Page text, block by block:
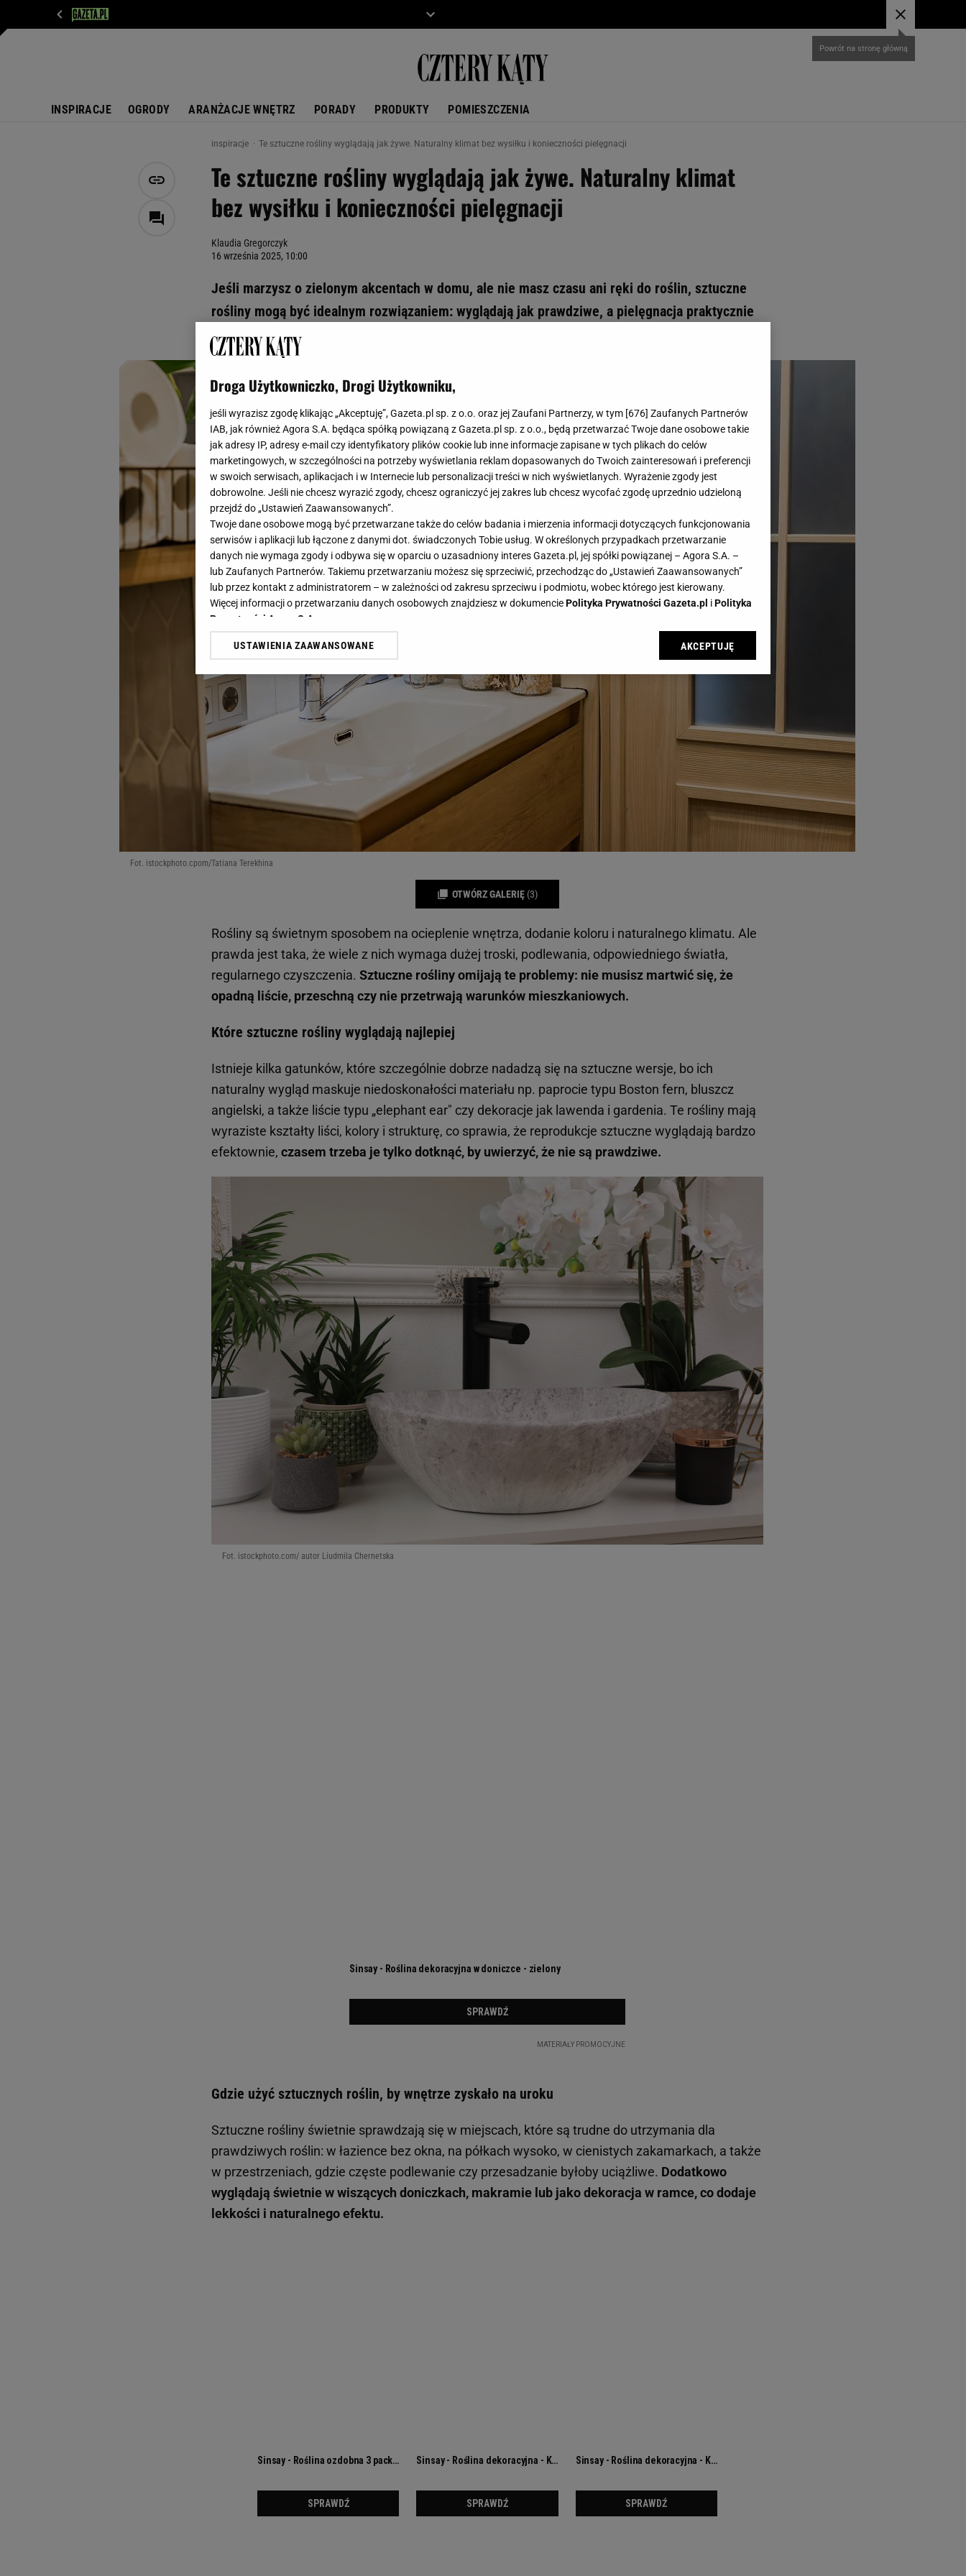
INSPIRACJE OGRODY ARANŻACJE WNĘTRZ PORADY PRODUKTY POMIESZCZENIA
inspiracje Te sztuczne rośliny wyglądają jak żywe. Naturalny klimat bez wysiłku i konieczności pielęgnacji
Te sztuczne rośliny wyglądają jak żywe. Naturalny klimat
bez wysiłku i konieczności pielęgnacji
Klaudia Gregorczyk
16 września 2025, 10:00
Jeśli marzysz o zielonym akcentach w domu, ale nie masz czasu ani ręki do roślin, sztuczne
rośliny mogą być idealnym rozwiązaniem: wyglądają jak prawdziwe, a pielęgnacja praktycznie
zerowa.
Fot. istockphoto.cpom/Tatiana Terekhina
OTWÓRZ GALERIĘ (3)
Rośliny są świetnym sposobem na ocieplenie wnętrza, dodanie koloru i naturalnego klimatu. Ale
prawda jest taka, że wiele z nich wymaga dużej troski, podlewania, odpowiedniego światła,
regularnego czyszczenia. Sztuczne rośliny omijają te problemy: nie musisz martwić się, że
opadną liście, przeschną czy nie przetrwają warunków mieszkaniowych.
Które sztuczne rośliny wyglądają najlepiej
Istnieje kilka gatunków, które szczególnie dobrze nadadzą się na sztuczne wersje, bo ich
naturalny wygląd maskuje niedoskonałości materiału np. paprocie typu Boston fern, bluszcz
angielski, a także liście typu „elephant ear" czy dekoracje jak lawenda i gardenia. Te rośliny mają
wyraziste kształty liści, kolory i strukturę, co sprawia, że reprodukcje sztuczne wyglądają bardzo
efektownie, czasem trzeba je tylko dotknąć, by uwierzyć, że nie są prawdziwe.
Fot. istockphoto.com/ autor Liudmila Chernetska
Gdzie użyć sztucznych roślin, by wnętrze zyskało na uroku
Sztuczne rośliny świetnie sprawdzają się w miejscach, które są trudne do utrzymania dla
prawdziwych roślin: w łazience bez okna, na półkach wysoko, w cienistych zakamarkach, a także
w przestrzeniach, gdzie częste podlewanie czy przesadzanie byłoby uciążliwe. Dodatkowo
wyglądają świetnie w wiszących doniczkach, makramie lub jako dekoracja w ramce, co dodaje
lekkości i naturalnego efektu.
Droga Użytkowniczko, Drogi Użytkowniku,
jeśli wyrazisz zgodę klikając „Akceptuję”, Gazeta.pl sp. z o.o. oraz jej Zaufani Partnerzy, w tym [676] Zaufanych Partnerów
IAB, jak również Agora S.A. będąca spółką powiązaną z Gazeta.pl sp. z o.o., będą przetwarzać Twoje dane osobowe takie
jak adresy IP, adresy e-mail czy identyfikatory plików cookie lub inne informacje zapisane w tych plikach do celów
marketingowych, w szczególności na potrzeby wyświetlania reklam dopasowanych do Twoich zainteresowań i preferencji
w swoich serwisach, aplikacjach i w Internecie lub personalizacji treści w nich wyświetlanych. Wyrażenie zgody jest
dobrowolne. Jeśli nie chcesz wyrazić zgody, chcesz ograniczyć jej zakres lub chcesz wycofać zgodę uprzednio udzieloną
przejdź do „Ustawień Zaawansowanych”.
Twoje dane osobowe mogą być przetwarzane także do celów badania i mierzenia informacji dotyczących funkcjonowania
serwisów i aplikacji lub łączone z danymi dot. świadczonych Tobie usług. W określonych przypadkach przetwarzanie
danych nie wymaga zgody i odbywa się w oparciu o uzasadniony interes Gazeta.pl, jej spółki powiązanej – Agora S.A. –
lub Zaufanych Partnerów. Takiemu przetwarzaniu możesz się sprzeciwić, przechodząc do „Ustawień Zaawansowanych”
lub przez kontakt z administratorem – w zależności od zakresu sprzeciwu i podmiotu, wobec którego jest kierowany.
Więcej informacji o przetwarzaniu danych osobowych znajdziesz w dokumenciePolityka Prywatności Gazeta.pl iPolityka
Prywatności Agora S.A.
Klikając „Akceptuję” wyrażasz też zgodę na zainstalowanie i przechowywanie plików cookie Gazeta.pl sp. z o.o., jej
dotyczące plików cookie, wywołując narzędzie do zarządzania twoimi preferencjami dot. przetwarzania danych poprzez
odnośnik „Ustawienia prywatności ” w stopce serwisu i przechodząc do „Ustawień Zaawansowanych”. Zmiana ustawień
plików cookie możliwa jest także za pomocą ustawień przeglądarki.
My, nasi Zaufani Partnerzy i Agora S.A. możemy przetwarzać dane osobowe w następujących celach:
Użycie dokładnych danych geolokalizacyjnych. Aktywne skanowanie charakterystyki urządzenia do celów identyfikacji.
Przechowywanie informacji na urządzeniu lub dostęp do nich. Spersonalizowane reklamy i treści, pomiar reklam i treści,
badnie odbiorców i ulepszanie usług.
Lista Zaufanych Partnerów
USTAWIENIA ZAAWANSOWANE AKCEPTUJĘ